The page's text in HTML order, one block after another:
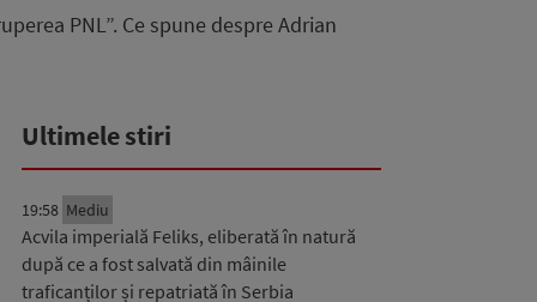
PNL”. Ce spune despre Adrian
Ultimele stiri
19:58 Mediu
Acvila imperială Feliks, eliberată în natură
după ce a fost salvată din mâinile
traficanților și repatriată în Serbia